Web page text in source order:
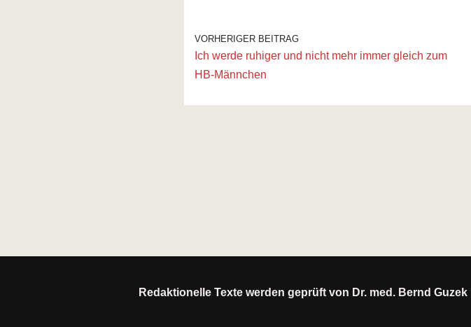
VORHERIGER BEITRAG
Ich werde ruhiger und nicht mehr immer gleich zum
HB-Männchen
Redaktionelle Texte werden geprüft von Dr. med. Bernd